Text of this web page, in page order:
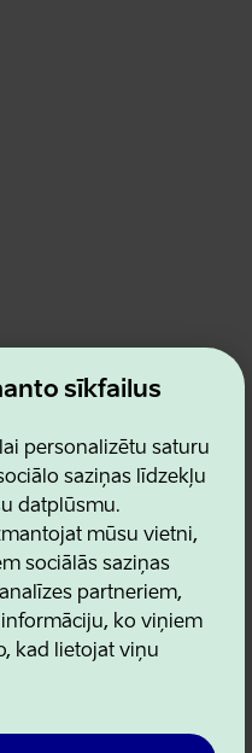
sīkfailus
personalizētu saturu
saziņas līdzekļu
datplūsmu.
mūsu vietni,
sociālās saziņas
partneriem,
ko viņiem
kad lietojat viņu
Agency